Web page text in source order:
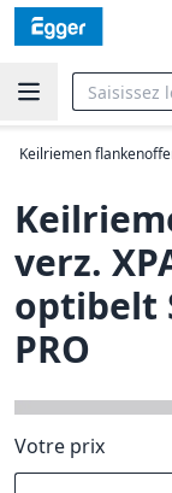
Keilriemen
verz.
optibelt
PRO
Votre prix